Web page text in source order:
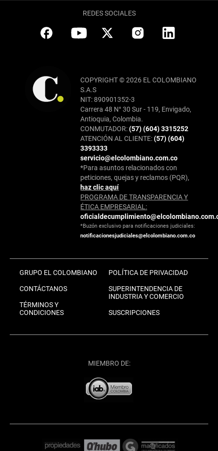
REDES SOCIALES
COPYRIGHT © 2026 EL COLOMBIANO
S.A.S
NIT: 890901352-3
Carrera 48 N° 30 Sur - 119, Envigado,
Antioquia, Colombia.
CONMUTADOR:(57) (604) 3315252
ATENCIÓN AL CLIENTE:(57) (604)
3393333
servicio@elcolombiano.com.co
*Para asuntos relacionados con
peticiones, quejas y reclamos (PQR),
haz clic aquí
PROGRAMA DE TRANSPARENCIA Y
ÉTICA EMPRESARIAL:
*Buzón exclusivo para notificaciones judiciales:
notificacionesjudiciales@elcolombiano.com.co
GRUPO EL COLOMBIANO
CONTÁCTANOS
TÉRMINOS Y
CONDICIONES
POLÍTICA DE PRIVACIDAD
SUPERINTENDENCIA DE
INDUSTRIA Y COMERCIO
SUSCRIPCIONES
MIEMBRO DE: